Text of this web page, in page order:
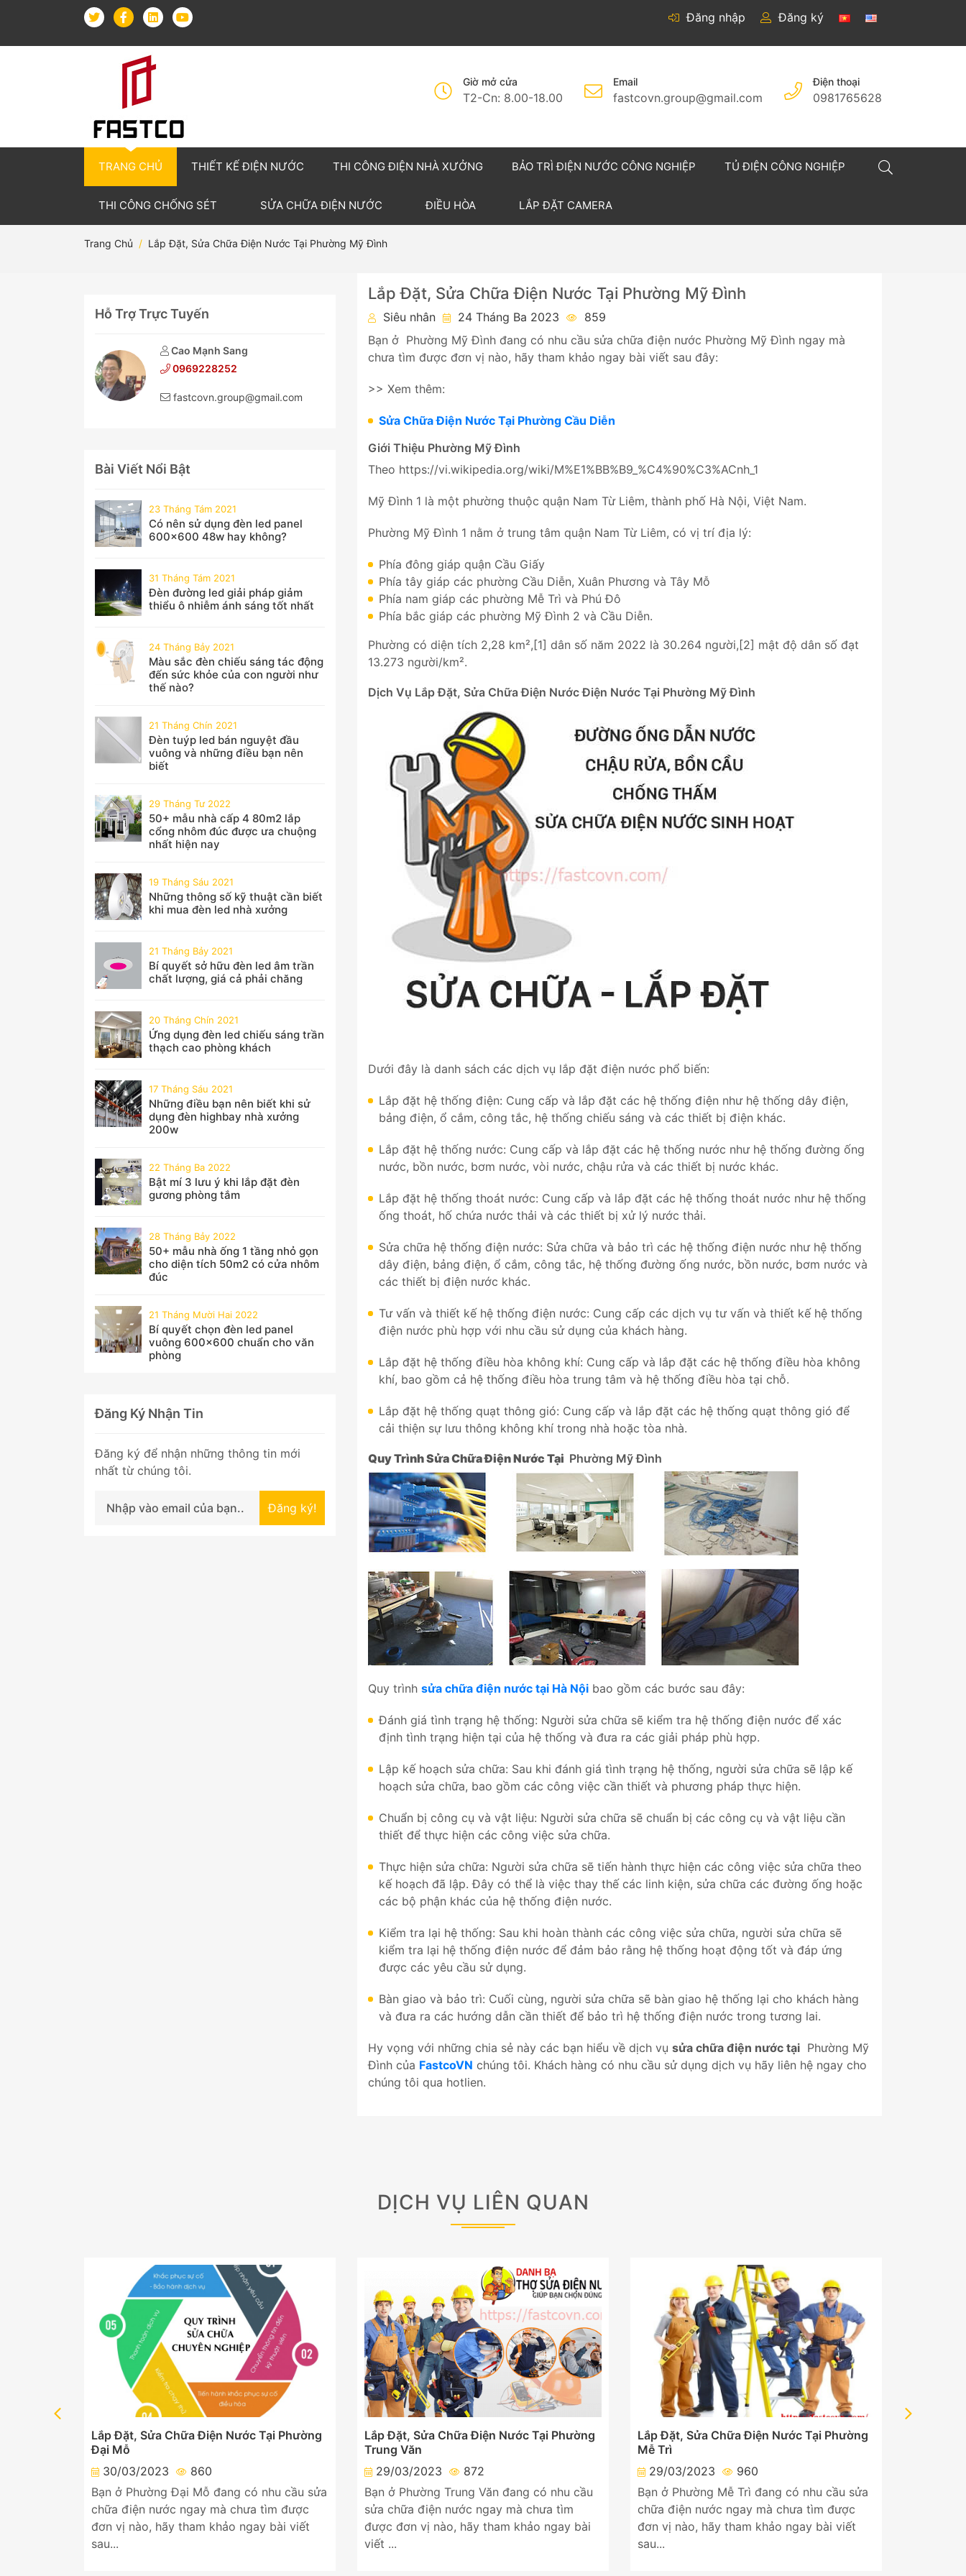
Đăng nhập Đăng ký
Giờ mở cửa
T2-Cn: 8.00-18.00
Email
fastcovn.group@gmail.com
Điện thoại
0981765628
TRANG CHỦ THIẾT KẾ ĐIỆN NƯỚC THI CÔNG ĐIỆN NHÀ XƯỞNG BẢO TRÌ ĐIỆN NƯỚC CÔNG NGHIỆP TỦ ĐIỆN CÔNG NGHIỆP
THI CÔNG CHỐNG SÉT SỬA CHỮA ĐIỆN NƯỚC ĐIỀU HÒA LẮP ĐẶT CAMERA
Trang Chủ Lắp Đặt, Sửa Chữa Điện Nước Tại Phường Mỹ Đình
Hỗ Trợ Trực Tuyến
Cao Mạnh Sang
0969228252
fastcovn.group@gmail.com
Bài Viết Nổi Bật
23 Tháng Tám 2021
Có nên sử dụng đèn led panel
600x600 48w hay không?
31 Tháng Tám 2021
Đèn đường led giải pháp giảm
thiểu ô nhiễm ánh sáng tốt nhất
24 Tháng Bảy 2021
Màu sắc đèn chiếu sáng tác động
đến sức khỏe của con người như
thế nào?
21 Tháng Chín 2021
Đèn tuýp led bán nguyệt đầu
vuông và những điều bạn nên
biết
29 Tháng Tư 2022
50+ mẫu nhà cấp 4 80m2 lắp
cổng nhôm đúc được ưa chuộng
nhất hiện nay
19 Tháng Sáu 2021
Những thông số kỹ thuật cần biết
khi mua đèn led nhà xưởng
21 Tháng Bảy 2021
Bí quyết sở hữu đèn led âm trần
chất lượng, giá cả phải chăng
20 Tháng Chín 2021
Ứng dụng đèn led chiếu sáng trần
thạch cao phòng khách
17 Tháng Sáu 2021
Những điều bạn nên biết khi sử
dụng đèn highbay nhà xưởng
200w
22 Tháng Ba 2022
Bật mí 3 lưu ý khi lắp đặt đèn
gương phòng tắm
28 Tháng Bảy 2022
50+ mẫu nhà ống 1 tầng nhỏ gọn
cho diện tích 50m2 có cửa nhôm
đúc
21 Tháng Mười Hai 2022
Bí quyết chọn đèn led panel
vuông 600x600 chuẩn cho văn
phòng
Đăng Ký Nhận Tin
Đăng ký để nhận những thông tin mới
nhất từ chúng tôi.
Đăng ký!
Lắp Đặt, Sửa Chữa Điện Nước Tại Phường Mỹ Đình
Siêu nhân 24 Tháng Ba 2023
859
Bạn ở Phường Mỹ Đình đang có nhu cầu sửa chữa điện nước Phường Mỹ Đình ngay mà
chưa tìm được đơn vị nào, hãy tham khảo ngay bài viết sau đây:
>> Xem thêm:
Sửa Chữa Điện Nước Tại Phường Cầu Diễn
Giới Thiệu Phường Mỹ Đình
Theo https://vi.wikipedia.org/wiki/M%E1%BB%B9_%C4%90%C3%ACnh_1
Mỹ Đình 1 là một phường thuộc quận Nam Từ Liêm, thành phố Hà Nội, Việt Nam.
Phường Mỹ Đình 1 nằm ở trung tâm quận Nam Từ Liêm, có vị trí địa lý:
Phía đông giáp quận Cầu Giấy
Phía tây giáp các phường Cầu Diễn, Xuân Phương và Tây Mỗ
Phía nam giáp các phường Mễ Trì và Phú Đô
Phía bắc giáp các phường Mỹ Đình 2 và Cầu Diễn.
Phường có diện tích 2,28 km²,[1] dân số năm 2022 là 30.264 người,[2] mật độ dân số đạt
13.273 người/km².
Dịch Vụ Lắp Đặt, Sửa Chữa Điện Nước Điện Nước Tại Phường Mỹ Đình
Dưới đây là danh sách các dịch vụ lắp đặt điện nước phổ biến:
Lắp đặt hệ thống điện: Cung cấp và lắp đặt các hệ thống điện như hệ thống dây điện,
bảng điện, ổ cắm, công tắc, hệ thống chiếu sáng và các thiết bị điện khác.
Lắp đặt hệ thống nước: Cung cấp và lắp đặt các hệ thống nước như hệ thống đường ống
nước, bồn nước, bơm nước, vòi nước, chậu rửa và các thiết bị nước khác.
Lắp đặt hệ thống thoát nước: Cung cấp và lắp đặt các hệ thống thoát nước như hệ thống
ống thoát, hố chứa nước thải và các thiết bị xử lý nước thải.
Sửa chữa hệ thống điện nước: Sửa chữa và bảo trì các hệ thống điện nước như hệ thống
dây điện, bảng điện, ổ cắm, công tắc, hệ thống đường ống nước, bồn nước, bơm nước và
các thiết bị điện nước khác.
Tư vấn và thiết kế hệ thống điện nước: Cung cấp các dịch vụ tư vấn và thiết kế hệ thống
điện nước phù hợp với nhu cầu sử dụng của khách hàng.
Lắp đặt hệ thống điều hòa không khí: Cung cấp và lắp đặt các hệ thống điều hòa không
khí, bao gồm cả hệ thống điều hòa trung tâm và hệ thống điều hòa tại chỗ.
Lắp đặt hệ thống quạt thông gió: Cung cấp và lắp đặt các hệ thống quạt thông gió để
cải thiện sự lưu thông không khí trong nhà hoặc tòa nhà.
Quy Trình Sửa Chữa Điện Nước Tại Phường Mỹ Đình
Quy trình sửa chữa điện nước tại Hà Nội bao gồm các bước sau đây:
Đánh giá tình trạng hệ thống: Người sửa chữa sẽ kiểm tra hệ thống điện nước để xác
định tình trạng hiện tại của hệ thống và đưa ra các giải pháp phù hợp.
Lập kế hoạch sửa chữa: Sau khi đánh giá tình trạng hệ thống, người sửa chữa sẽ lập kế
hoạch sửa chữa, bao gồm các công việc cần thiết và phương pháp thực hiện.
Chuẩn bị công cụ và vật liệu: Người sửa chữa sẽ chuẩn bị các công cụ và vật liệu cần
thiết để thực hiện các công việc sửa chữa.
Thực hiện sửa chữa: Người sửa chữa sẽ tiến hành thực hiện các công việc sửa chữa theo
kế hoạch đã lập. Đây có thể là việc thay thế các linh kiện, sửa chữa các đường ống hoặc
các bộ phận khác của hệ thống điện nước.
Kiểm tra lại hệ thống: Sau khi hoàn thành các công việc sửa chữa, người sửa chữa sẽ
kiểm tra lại hệ thống điện nước để đảm bảo rằng hệ thống hoạt động tốt và đáp ứng
được các yêu cầu sử dụng.
Bàn giao và bảo trì: Cuối cùng, người sửa chữa sẽ bàn giao hệ thống lại cho khách hàng
và đưa ra các hướng dẫn cần thiết để bảo trì hệ thống điện nước trong tương lai.
Hy vọng với những chia sẻ này các bạn hiểu về dịch vụ sửa chữa điện nước tại Phường Mỹ
Đình của FastcoVN chúng tôi. Khách hàng có nhu cầu sử dụng dịch vụ hãy liên hệ ngay cho
chúng tôi qua hotlien.
DỊCH VỤ LIÊN QUAN
Lắp Đặt, Sửa Chữa Điện Nước Tại Phường
Đại Mỗ
30/03/2023
860
Bạn ở Phường Đại Mỗ đang có nhu cầu sửa
chữa điện nước ngay mà chưa tìm được
đơn vị nào, hãy tham khảo ngay bài viết
sau...
Lắp Đặt, Sửa Chữa Điện Nước Tại Phường
Trung Văn
29/03/2023
872
Bạn ở Phường Trung Văn đang có nhu cầu
sửa chữa điện nước ngay mà chưa tìm
được đơn vị nào, hãy tham khảo ngay bài
viết ...
Lắp Đặt, Sửa Chữa Điện Nước Tại Phường
Mễ Trì
29/03/2023
960
Bạn ở Phường Mễ Trì đang có nhu cầu sửa
chữa điện nước ngay mà chưa tìm được
đơn vị nào, hãy tham khảo ngay bài viết
sau...